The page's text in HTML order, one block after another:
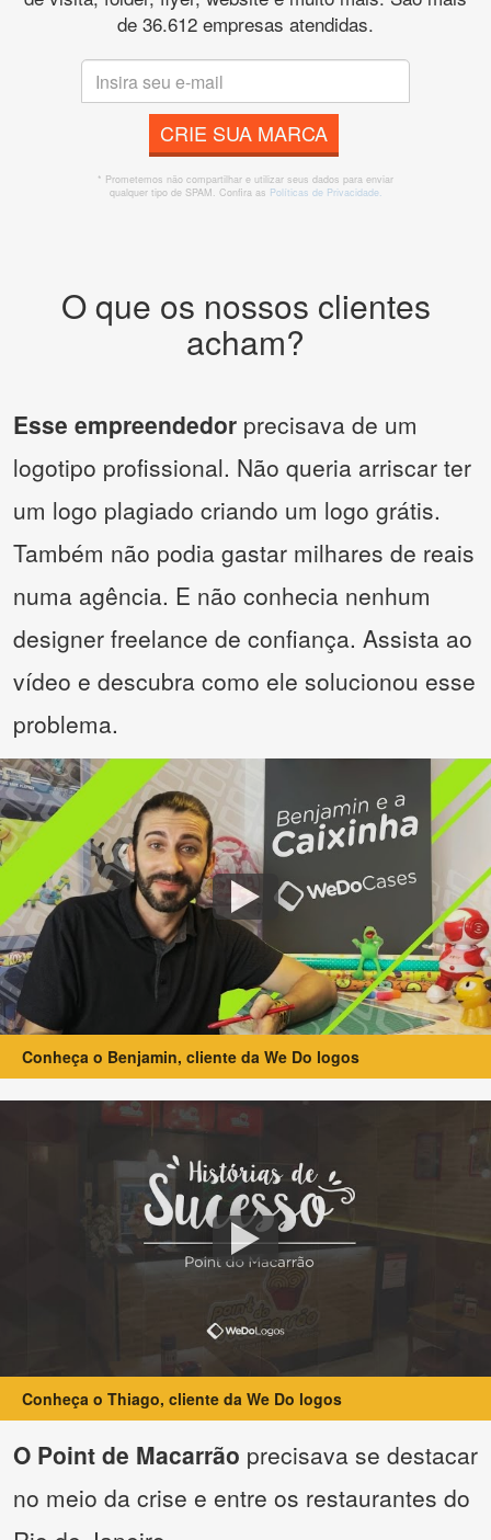
de 36.612 empresas atendidas.
CRIE SUA MARCA
* Prometemos não compartilhar e utilizar seus dados para enviar
qualquer tipo de SPAM. Confira as Políticas de Privacidade.
O que os nossos clientes
acham?
Esse empreendedor precisava de um
logotipo profissional. Não queria arriscar ter
um logo plagiado criando um logo grátis.
Também não podia gastar milhares de reais
numa agência. E não conhecia nenhum
designer freelance de confiança. Assista ao
vídeo e descubra como ele solucionou esse
problema.
Conheça o Benjamin, cliente da We Do logos
Conheça o Thiago, cliente da We Do logos
O Point de Macarrão precisava se destacar
no meio da crise e entre os restaurantes do